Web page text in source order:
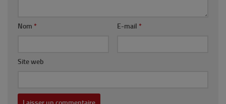
Nom * E-mail *
Site web